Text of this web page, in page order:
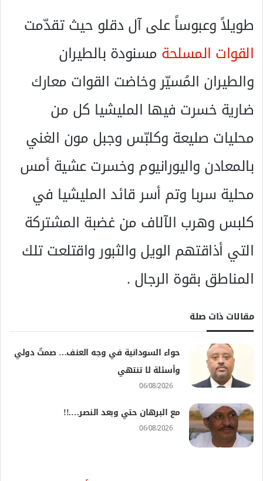
طويلاً وعبوساً على آل دقلو حيث تقدّمت
القوات المسلحةمسنودة بالطيران
والطيران المُسيّر وخاضت القوات معارك
ضارية خسرت فيها المليشيا كل من
محليات صليعة وكلبّس وجبل مون الغني
بالمعادن واليورانيوم وخسرت عشية أمس
محلية سربا وتم أسر قائد المليشيا في
كلبس وهرب الآلاف من غضبة المشتركة
التي أذاقتهم الويل والثبور واقتلعت تلك
المناطق بقوة الرجال .
مقالات ذات صلة
حواء السودانية في وجه العنف… صمتٌ دولي
وأسئلة لا تنتهي
06/08/2026
مع البرهان حتي وبعد النصر….!!
06/08/2026